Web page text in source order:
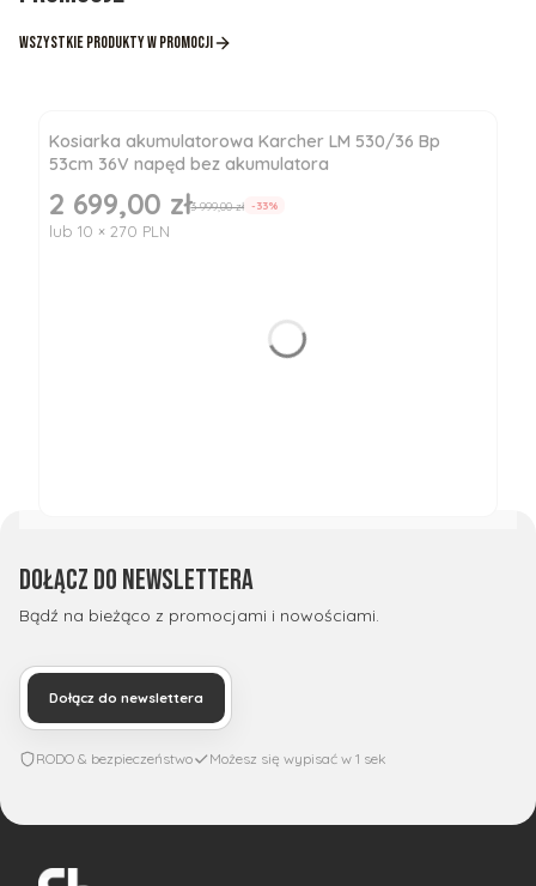
Wszystkie produkty w promocji
Kosiarka akumulatorowa Karcher LM 530/36 Bp
53cm 36V napęd bez akumulatora
Cena promocyjna
2 699,00 zł3 999,00 zł -33%
lub 10 × 270 PLN
Dołącz do newslettera
Bądź na bieżąco z promocjami i nowościami.
Dołącz do newslettera
RODO & bezpieczeństwo Możesz się wypisać w 1 sek